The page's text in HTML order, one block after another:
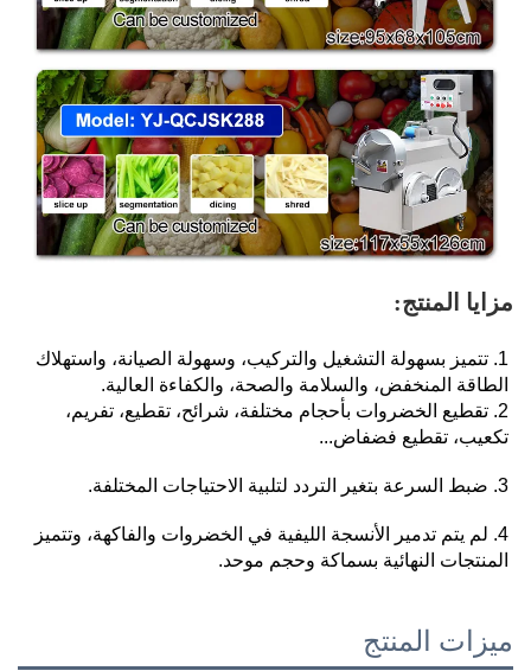
مزايا المنتج:
الطاقة المنخفض، والسلامة والصحة، والكفاءة العالية.
تكعيب، تقطيع فضفاض...
3. ضبط السرعة بتغير التردد لتلبية الاحتياجات المختلفة.
المنتجات النهائية بسماكة وحجم موحد.
ميزات المنتج